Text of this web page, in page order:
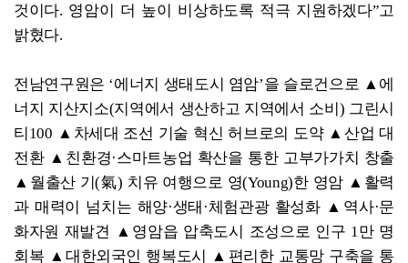
것이다. 영암이 더 높이 비상하도록 적극 지원하겠다”고
밝혔다.
전남연구원은 ‘에너지 생태도시 염암’을 슬로건으로 ▲에
너지 지산지소(지역에서 생산하고 지역에서 소비) 그린시
티100 ▲차세대 조선 기술 혁신 허브로의 도약 ▲산업 대
전환 ▲친환경·스마트농업 확산을 통한 고부가가치 창출
▲월출산 기(氣) 치유 여행으로 영(Young)한 영암 ▲활력
과 매력이 넘치는 해양·생태·체험관광 활성화 ▲역사·문
화자원 재발견 ▲영암읍 압축도시 조성으로 인구 1만 명
회복 ▲대한외국인 행복도시 ▲편리한 교통망 구축을 통